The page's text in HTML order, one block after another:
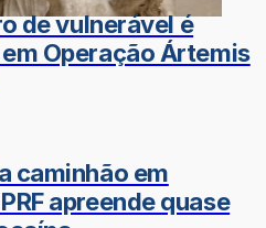
de vulnerável é
Operação Ártemis
caminhão em
apreende quase